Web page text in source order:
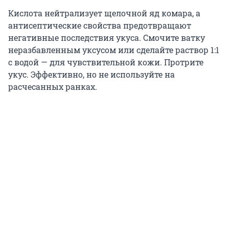
Кислота нейтрализует щелочной яд комара, а
антисептические свойства предотвращают
негативные последствия укуса. Смочите ватку
неразбавленным уксусом или сделайте раствор 1:1
с водой — для чувствительной кожи. Протрите
укус. Эффективно, но не используйте на
расчесанных ранках.